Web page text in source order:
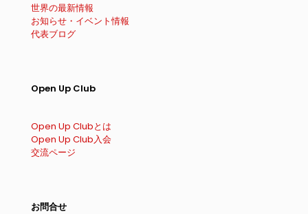
世界の最新情報
お知らせ・イベント情報
代表ブログ
Open Up Club
Open Up Clubとは
Open Up Club入会
交流ページ
お問合せ